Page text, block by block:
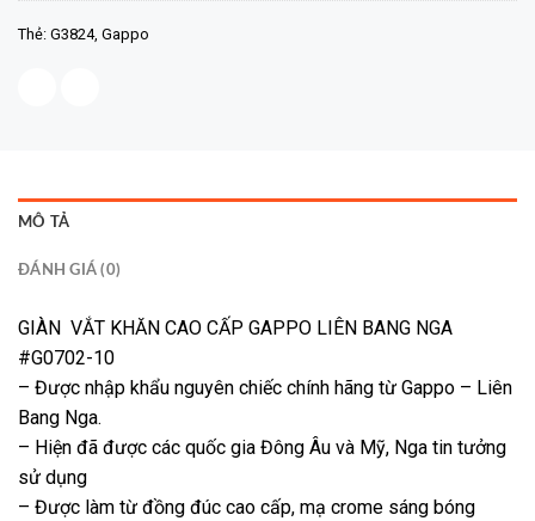
Thẻ: G3824, Gappo
MÔ TẢ
ĐÁNH GIÁ (0)
GIÀN VẮT KHĂN CAO CẤP GAPPO LIÊN BANG NGA
#G0702-10
– Được nhập khẩu nguyên chiếc chính hãng từ Gappo – Liên
Bang Nga.
– Hiện đã được các quốc gia Đông Âu và Mỹ, Nga tin tưởng
sử dụng
– Được làm từ đồng đúc cao cấp, mạ crome sáng bóng